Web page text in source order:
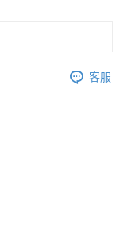
客服